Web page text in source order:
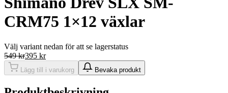
CRM75 1×12 växlar
Välj variant nedan för att se lagerstatus
549kr395 kr
Lägg till i varukorg Bevaka produkt